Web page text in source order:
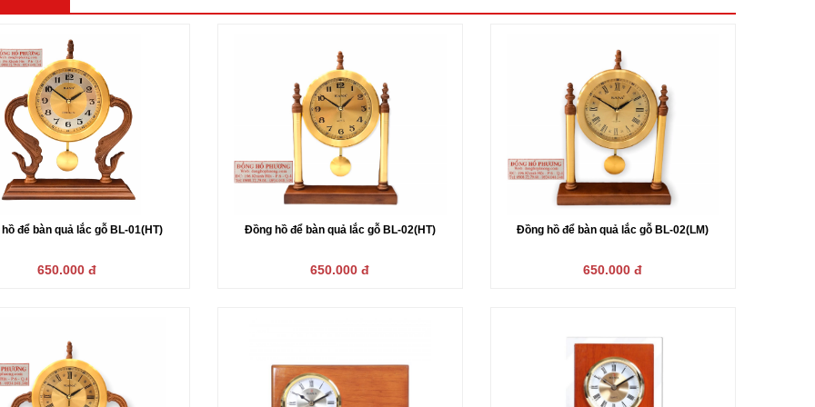
để bàn quả lắc gỗ BL-01(HT)
650.000 đ
Đồng hồ để bàn quả lắc gỗ BL-02(HT)
650.000 đ
Đồng hồ để bàn quả lắc gỗ BL-02(LM)
650.000 đ